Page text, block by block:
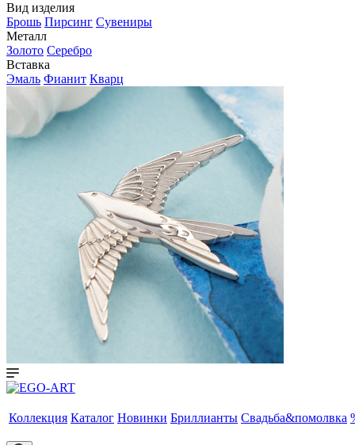
Вид изделия
Брошь Пирсинг Сувениры
Металл
Золото Серебро
Вставка
Эмаль Фианит Кварц
Коллекция Каталог Новинки Бриллианты Свадьба&помолвка